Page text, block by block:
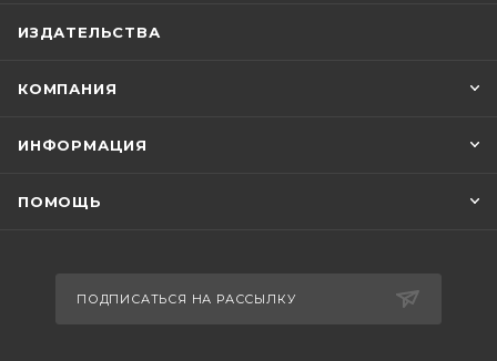
ИЗДАТЕЛЬСТВА
КОМПАНИЯ
ИНФОРМАЦИЯ
ПОМОЩЬ
ПОДПИСАТЬСЯ НА РАССЫЛКУ